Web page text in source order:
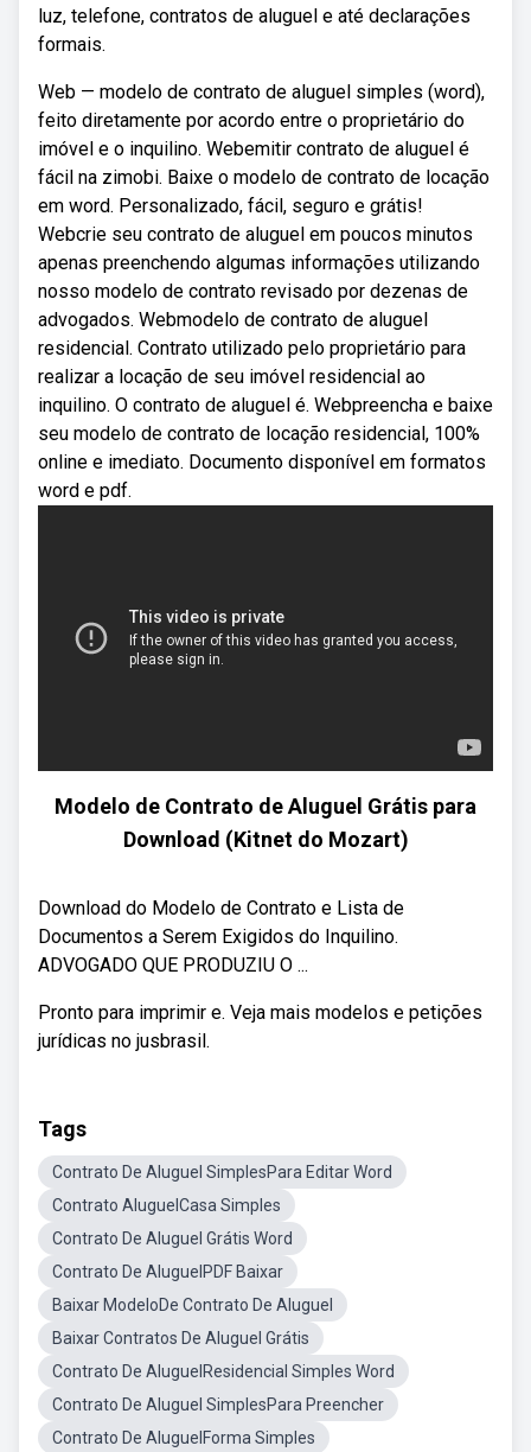
luz, telefone, contratos de aluguel e até declarações
formais.
Web — modelo de contrato de aluguel simples (word),
feito diretamente por acordo entre o proprietário do
imóvel e o inquilino. Webemitir contrato de aluguel é
fácil na zimobi. Baixe o modelo de contrato de locação
em word. Personalizado, fácil, seguro e grátis!
Webcrie seu contrato de aluguel em poucos minutos
apenas preenchendo algumas informações utilizando
nosso modelo de contrato revisado por dezenas de
advogados. Webmodelo de contrato de aluguel
residencial. Contrato utilizado pelo proprietário para
realizar a locação de seu imóvel residencial ao
inquilino. O contrato de aluguel é. Webpreencha e baixe
seu modelo de contrato de locação residencial, 100%
online e imediato. Documento disponível em formatos
word e pdf.
Modelo de Contrato de Aluguel Grátis para
Download (Kitnet do Mozart)
Download do Modelo de Contrato e Lista de
Documentos a Serem Exigidos do Inquilino.
ADVOGADO QUE PRODUZIU O ...
Pronto para imprimir e. Veja mais modelos e petições
jurídicas no jusbrasil.
Tags
Contrato De Aluguel SimplesPara Editar Word
Contrato AluguelCasa Simples
Contrato De Aluguel Grátis Word
Contrato De AluguelPDF Baixar
Baixar ModeloDe Contrato De Aluguel
Baixar Contratos De Aluguel Grátis
Contrato De AluguelResidencial Simples Word
Contrato De Aluguel SimplesPara Preencher
Contrato De AluguelForma Simples